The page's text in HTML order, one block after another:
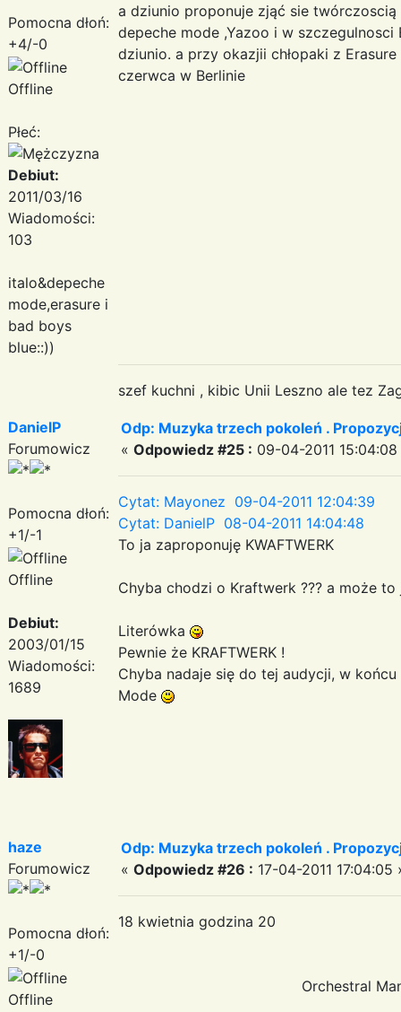
Pomocna dłoń:
+4/-0
Offline
Płeć:
Debiut:
2011/03/16
Wiadomości:
103
italo&depeche
mode,erasure i
bad boys
blue::))
a dziunio proponuje zjąć sie twórczoscią
depeche mode ,Yazoo i w
dziunio. a przy okazjii chłopaki z
czerwca w Berlinie
szef kuchni , kibic Unii Leszno ale tez
DanielP
Forumowicz
Pomocna dłoń:
+1/-1
Offline
Debiut:
2003/01/15
Wiadomości:
1689
Odp: Muzyka trzech pokoleń .
« Odpowiedz #25 : 09-04-2011 15:04:08
Cytat: Mayonez 09-04-2011 12:04:39
Cytat: DanielP 08-04-2011 14:04:48
To ja zaproponuję KWAFTWERK
Chyba chodzi o Kraftwerk ??? a może
Literówka
Pewnie że KRAFTWERK !
Chyba nadaje się do tej audycji, w
Mode
haze
Forumowicz
Pomocna dłoń:
+1/-0
Offline
Odp: Muzyka trzech pokoleń .
« Odpowiedz #26 : 17-04-2011 17:04:05
18 kwietnia godzina 20
Orchestral Manouvers